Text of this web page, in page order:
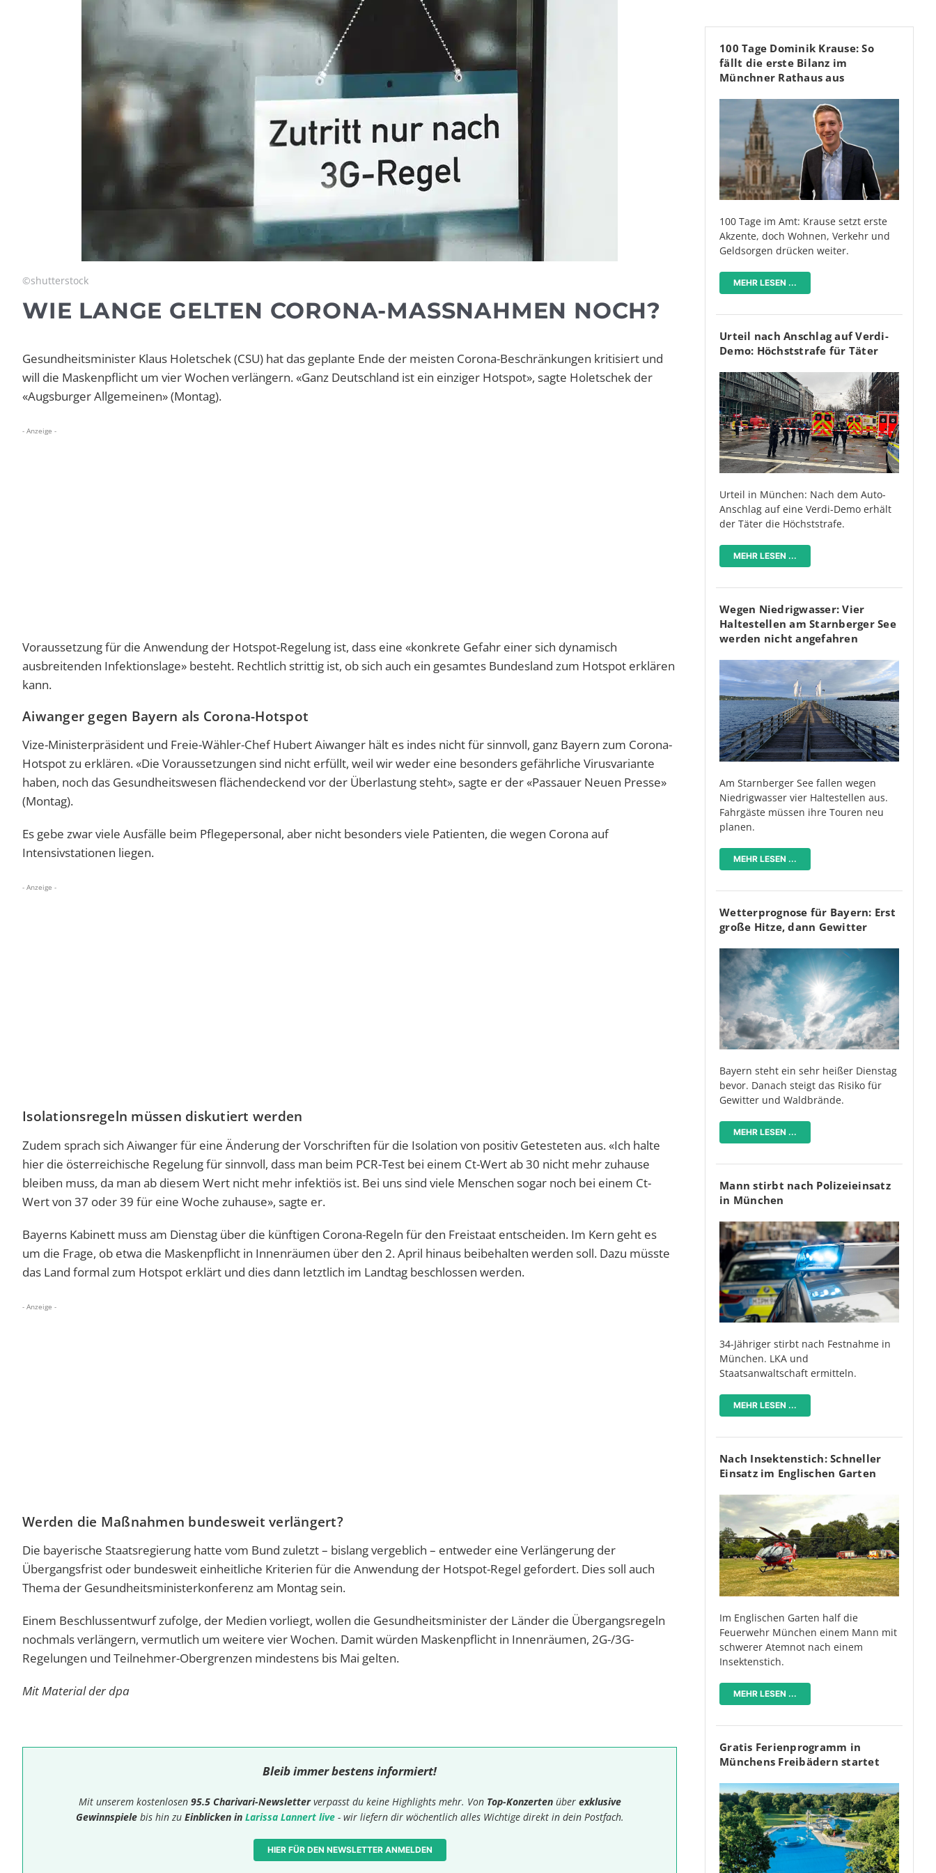
©shutterstock
WIE LANGE GELTEN CORONA-MASSNAHMEN NOCH?
Gesundheitsminister Klaus Holetschek (CSU) hat das geplante Ende der meisten Corona-Beschränkungen kritisiert und
will die Maskenpflicht um vier Wochen verlängern. «Ganz Deutschland ist ein einziger Hotspot», sagte Holetschek der
«Augsburger Allgemeinen» (Montag).
- Anzeige -
Voraussetzung für die Anwendung der Hotspot-Regelung ist, dass eine «konkrete Gefahr einer sich dynamisch
ausbreitenden Infektionslage» besteht. Rechtlich strittig ist, ob sich auch ein gesamtes Bundesland zum Hotspot erklären
kann.
Aiwanger gegen Bayern als Corona-Hotspot
Vize-Ministerpräsident und Freie-Wähler-Chef Hubert Aiwanger hält es indes nicht für sinnvoll, ganz Bayern zum Corona-
Hotspot zu erklären. «Die Voraussetzungen sind nicht erfüllt, weil wir weder eine besonders gefährliche Virusvariante
haben, noch das Gesundheitswesen flächendeckend vor der Überlastung steht», sagte er der «Passauer Neuen Presse»
(Montag).
Es gebe zwar viele Ausfälle beim Pflegepersonal, aber nicht besonders viele Patienten, die wegen Corona auf
Intensivstationen liegen.
- Anzeige -
Isolationsregeln müssen diskutiert werden
Zudem sprach sich Aiwanger für eine Änderung der Vorschriften für die Isolation von positiv Getesteten aus. «Ich halte
hier die österreichische Regelung für sinnvoll, dass man beim PCR-Test bei einem Ct-Wert ab 30 nicht mehr zuhause
bleiben muss, da man ab diesem Wert nicht mehr infektiös ist. Bei uns sind viele Menschen sogar noch bei einem Ct-
Wert von 37 oder 39 für eine Woche zuhause», sagte er.
Bayerns Kabinett muss am Dienstag über die künftigen Corona-Regeln für den Freistaat entscheiden. Im Kern geht es
um die Frage, ob etwa die Maskenpflicht in Innenräumen über den 2. April hinaus beibehalten werden soll. Dazu müsste
das Land formal zum Hotspot erklärt und dies dann letztlich im Landtag beschlossen werden.
- Anzeige -
Werden die Maßnahmen bundesweit verlängert?
Die bayerische Staatsregierung hatte vom Bund zuletzt – bislang vergeblich – entweder eine Verlängerung der
Übergangsfrist oder bundesweit einheitliche Kriterien für die Anwendung der Hotspot-Regel gefordert. Dies soll auch
Thema der Gesundheitsministerkonferenz am Montag sein.
Einem Beschlussentwurf zufolge, der Medien vorliegt, wollen die Gesundheitsminister der Länder die Übergangsregeln
nochmals verlängern, vermutlich um weitere vier Wochen. Damit würden Maskenpflicht in Innenräumen, 2G-/3G-
Regelungen und Teilnehmer-Obergrenzen mindestens bis Mai gelten.
Mit Material der dpa
Bleib immer bestens informiert!
Mit unserem kostenlosen 95.5 Charivari-Newsletterverpasst du keine Highlights mehr. Von Top-Konzertenüber exklusive
Gewinnspielebis hin zu Einblicken in Larissa Lannert live- wir liefern dir wöchentlich alles Wichtige direkt in dein Postfach.
HIER FÜR DEN NEWSLETTER ANMELDEN
100 Tage Dominik Krause: So
fällt die erste Bilanz im
Münchner Rathaus aus
100 Tage im Amt: Krause setzt erste
Akzente, doch Wohnen, Verkehr und
Geldsorgen drücken weiter.
MEHR LESEN ...
Urteil nach Anschlag auf Verdi-
Demo: Höchststrafe für Täter
Urteil in München: Nach dem Auto-
Anschlag auf eine Verdi-Demo erhält
der Täter die Höchststrafe.
MEHR LESEN ...
Wegen Niedrigwasser: Vier
Haltestellen am Starnberger See
werden nicht angefahren
Am Starnberger See fallen wegen
Niedrigwasser vier Haltestellen aus.
Fahrgäste müssen ihre Touren neu
planen.
MEHR LESEN ...
Wetterprognose für Bayern: Erst
große Hitze, dann Gewitter
Bayern steht ein sehr heißer Dienstag
bevor. Danach steigt das Risiko für
Gewitter und Waldbrände.
MEHR LESEN ...
Mann stirbt nach Polizeieinsatz
in München
34-Jähriger stirbt nach Festnahme in
München. LKA und
Staatsanwaltschaft ermitteln.
MEHR LESEN ...
Nach Insektenstich: Schneller
Einsatz im Englischen Garten
Im Englischen Garten half die
Feuerwehr München einem Mann mit
schwerer Atemnot nach einem
Insektenstich.
MEHR LESEN ...
Gratis Ferienprogramm in
Münchens Freibädern startet